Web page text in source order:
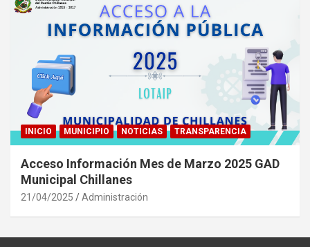
INICIO MUNICIPIO NOTICIAS TRANSPARENCIA
Acceso Información Mes de Marzo 2025 GAD
Municipal Chillanes
21/04/2025 Administración